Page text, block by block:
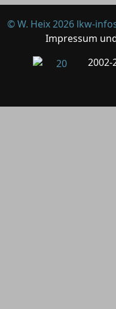
© W. Heix 2026 lkw-
Impressum
2002-